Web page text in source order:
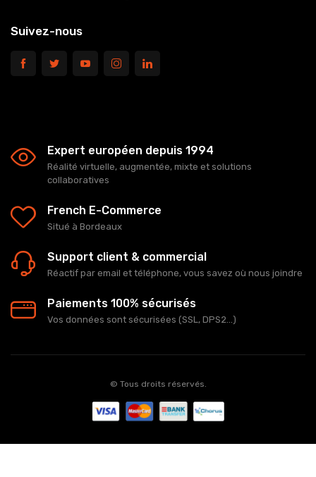
Suivez-nous
Expert européen depuis 1994
Réalité virtuelle, augmentée, mixte et solutions
collaboratives
French E-Commerce
Situé à Bordeaux
Support client & commercial
Réactif par email et téléphone, vous savez où nous joindre
Paiements 100% sécurisés
Vos données sont sécurisées (SSL, DPS2...)
© Tous droits réservés.